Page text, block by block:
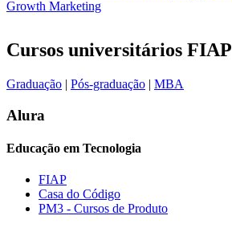
Growth Marketing
Cursos universitários FIAP
Graduação | Pós-graduação | MBA
Alura
Educação em Tecnologia
FIAP
Casa do Código
PM3 - Cursos de Produto